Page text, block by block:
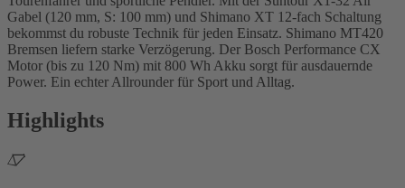
Gabel (120 mm, S: 100 mm) und Shimano XT 12-fach Schaltung
bekommst du robuste Technik für jeden Einsatz. Shimano MT420
Bremsen liefern starke Verzögerung. Der Bosch Performance CX
Motor (bis zu 120 Nm) mit 800 Wh Akku sorgt für ausdauernde
Power. Ein echter Allrounder für Sport und Alltag.
Highlights